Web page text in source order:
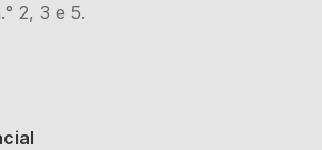
2, 3 e 5.